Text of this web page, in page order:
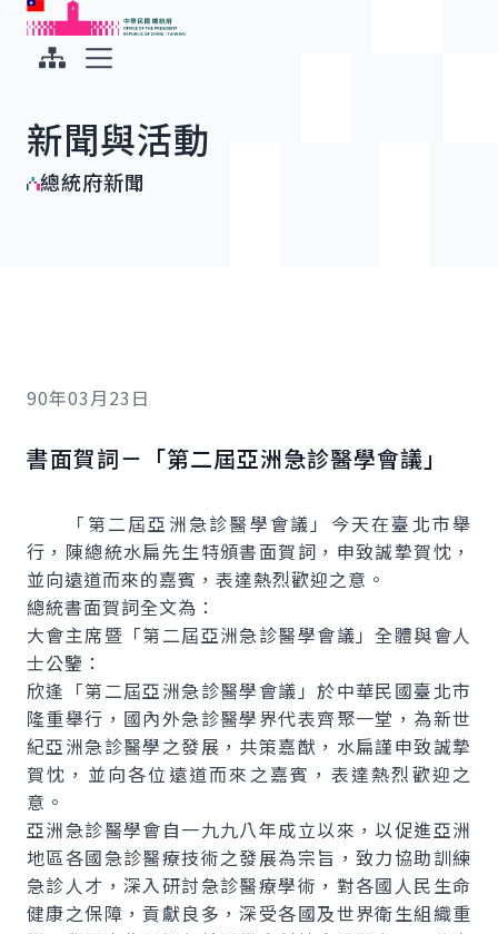
跳到主要內容
中華民國總統府
新聞與活動
總統府新聞
90年03月23日
書面賀詞－「第二屆亞洲急診醫學會議」
「第二屆亞洲急診醫學會議」今天在臺北市舉
行，陳總統水扁先生特頒書面賀詞，申致誠摯賀忱，
並向遠道而來的嘉賓，表達熱烈歡迎之意。
總統書面賀詞全文為：
大會主席暨「第二屆亞洲急診醫學會議」全體與會人
士公鑒：
欣逢「第二屆亞洲急診醫學會議」於中華民國臺北市
隆重舉行，國內外急診醫學界代表齊聚一堂，為新世
紀亞洲急診醫學之發展，共策嘉猷，水扁謹申致誠摯
賀忱，並向各位遠道而來之嘉賓，表達熱烈歡迎之
意。
亞洲急診醫學會自一九九八年成立以來，以促進亞洲
地區各國急診醫療技術之發展為宗旨，致力協助訓練
急診人才，深入研討急診醫療學術，對各國人民生命
健康之保障，貢獻良多，深受各國及世界衛生組織重